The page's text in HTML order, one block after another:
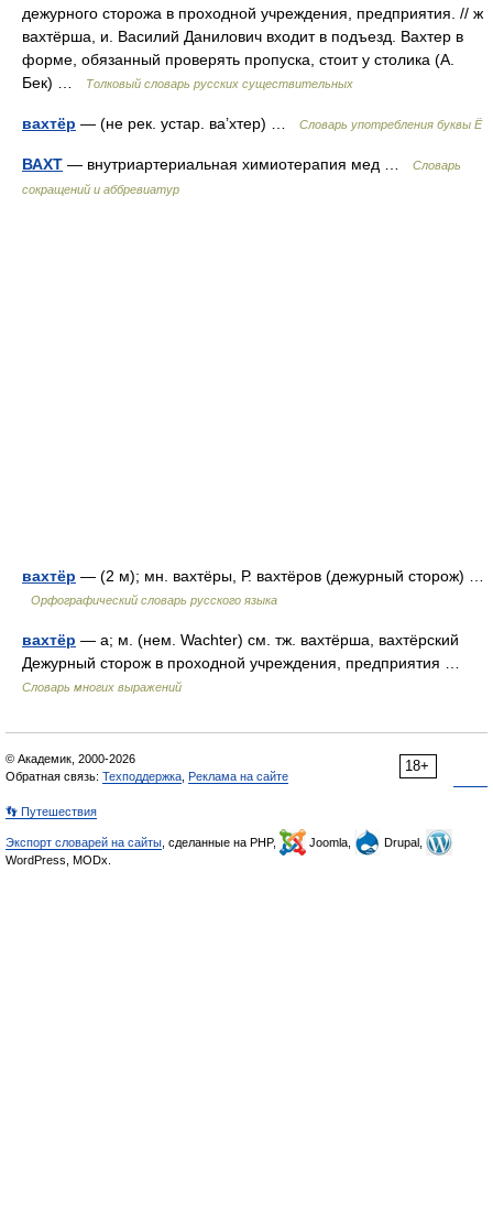
дежурного сторожа в проходной учреждения, предприятия. // ж
вахтёрша, и. Василий Данилович входит в подъезд. Вахтер в
форме, обязанный проверять пропуска, стоит у столика (А.
Бек) …
Толковый словарь русских существительных
вахтёр — (не рек. устар. ва’хтер) … Словарь употребления буквы Ё
ВАХТ — внутриартериальная химиотерапия мед …
Словарь
сокращений и аббревиатур
вахтёр — (2 м); мн. вахтёры, Р. вахтёров (дежурный сторож) …
Орфографический словарь русского языка
вахтёр — а; м. (нем. Wachter) см. тж. вахтёрша, вахтёрский
Дежурный сторож в проходной учреждения, предприятия …
Словарь многих выражений
18+
© Академик, 2000-2026
Обратная связь: Техподдержка Реклама на сайте
👣 Путешествия
Экспорт словарей на сайты , сделанные на PHP, Joomla,
Drupal,
WordPress, MODx.